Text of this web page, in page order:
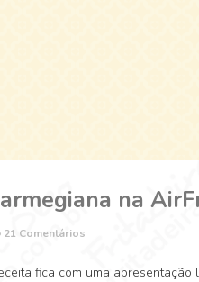
na
21 Comentários
fica com uma